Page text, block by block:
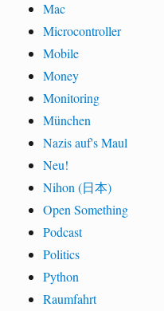
Mac
Microcontroller
Mobile
Money
Monitoring
München
Nazis auf's Maul
Neu!
Nihon (日本)
Open Something
Podcast
Politics
Python
Raumfahrt